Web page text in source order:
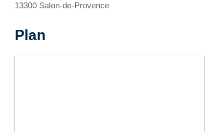
13300 Salon-de-Provence
Plan